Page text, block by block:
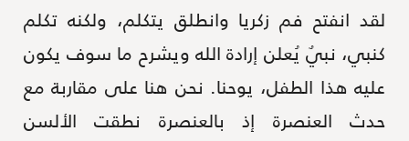
لقد انفتح فم زكريا وانطلق يتكلم، ولكنه تكلم
كنبي، نبيٌ يُعلن إرادة الله ويشرح ما سوف يكون
عليه هذا الطفل، يوحنا. نحن هنا على مقاربة مع
حدث العنصرة إذ بالعنصرة نطقت الألسن